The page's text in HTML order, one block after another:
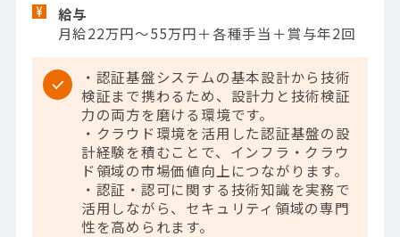
給与
月給22万円～55万円＋各種手当＋賞与年2回
・認証基盤システムの基本設計から技術
検証まで携わるため、設計力と技術検証
力の両方を磨ける環境です。
・クラウド環境を活用した認証基盤の設
計経験を積むことで、インフラ・クラウ
ド領域の市場価値向上につながります。
・認証・認可に関する技術知識を実務で
活用しながら、セキュリティ領域の専門
性を高められます。